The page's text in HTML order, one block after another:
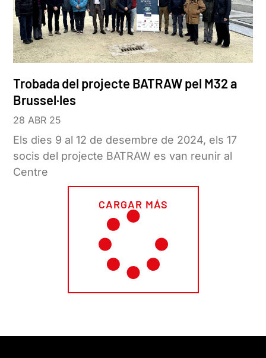
Trobada del projecte BATRAW pel M32 a
Brussel·les
28 ABR 25
Els dies 9 al 12 de desembre de 2024, els 17
socis del projecte BATRAW es van reunir al
Centre
CARGAR MÁS